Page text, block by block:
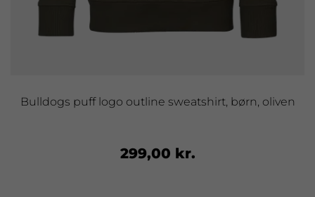
Bulldogs puff logo outline sweatshirt, børn, oliven
299,00 kr.